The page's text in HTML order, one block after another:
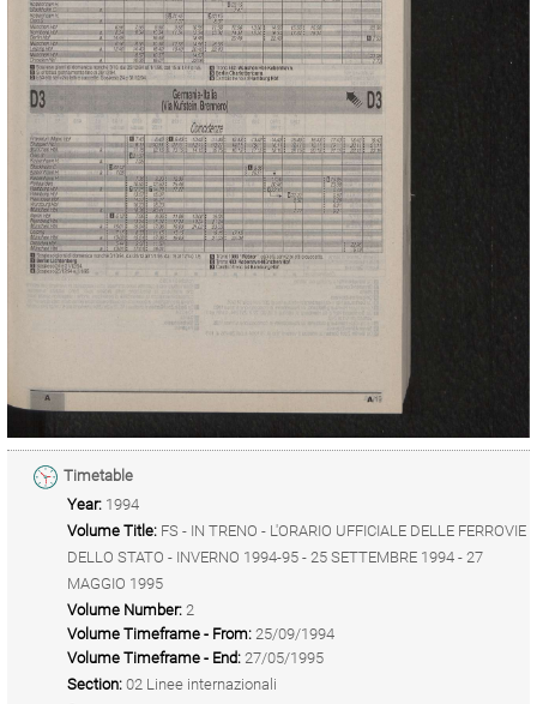
Timetable
Year: 1994
Volume Title: FS - IN TRENO - L'ORARIO UFFICIALE DELLE FERROVIE
DELLO STATO - INVERNO 1994-95 - 25 SETTEMBRE 1994 - 27
MAGGIO 1995
Volume Number: 2
Volume Timeframe - From: 25/09/1994
Volume Timeframe - End: 27/05/1995
Section: 02 Linee internazionali